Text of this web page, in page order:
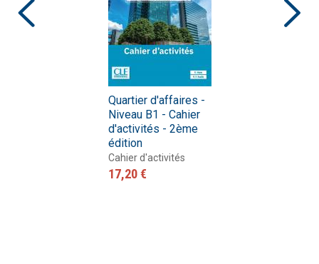
Quartier d'affaires -
Niveau B1 - Cahier
d'activités - 2ème
édition
Cahier d'activités
17,20 €